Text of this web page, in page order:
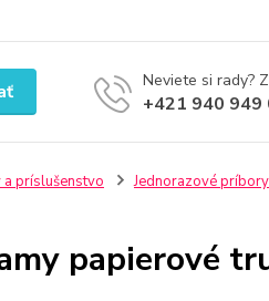
Neviete si rady?
+421 940 949
príslušenstvo Jednorazové príbory
papierové